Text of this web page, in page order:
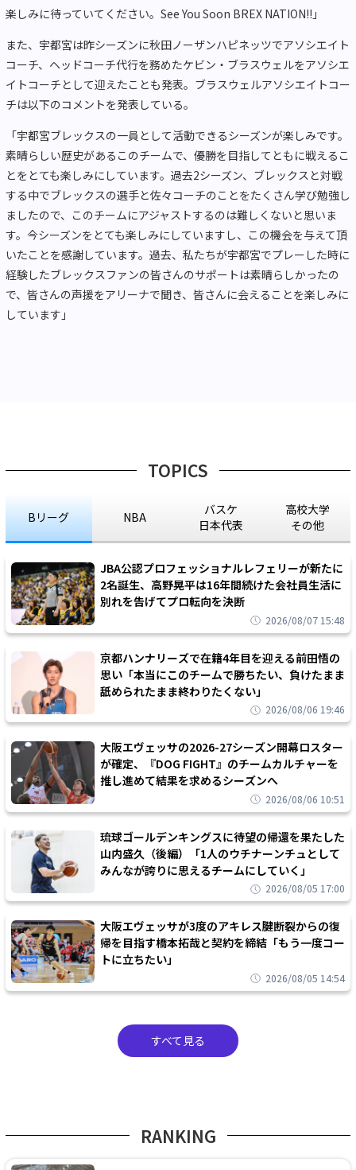
楽しみに待っていてください。See You Soon BREX NATION!!」
また、宇都宮は昨シーズンに秋田ノーザンハピネッツでアソシエイト
コーチ、ヘッドコーチ代行を務めたケビン・ブラスウェルをアソシエ
イトコーチとして迎えたことも発表。ブラスウェルアソシエイトコー
チは以下のコメントを発表している。
「宇都宮ブレックスの一員として活動できるシーズンが楽しみです。
素晴らしい歴史があるこのチームで、優勝を目指してともに戦えるこ
とをとても楽しみにしています。過去2シーズン、ブレックスと対戦
する中でブレックスの選手と佐々コーチのことをたくさん学び勉強し
ましたので、このチームにアジャストするのは難しくないと思いま
す。今シーズンをとても楽しみにしていますし、この機会を与えて頂
いたことを感謝しています。過去、私たちが宇都宮でプレーした時に
経験したブレックスファンの皆さんのサポートは素晴らしかったの
で、皆さんの声援をアリーナで聞き、皆さんに会えることを楽しみに
しています」
TOPICS
Bリーグ NBA
バスケ
日本代表
高校大学
その他
JBA公認プロフェッショナルレフェリーが新たに
2名誕生、高野晃平は16年間続けた会社員生活に
別れを告げてプロ転向を決断
2026/08/07 15:48
京都ハンナリーズで在籍4年目を迎える前田悟の
思い「本当にこのチームで勝ちたい、負けたまま
舐められたまま終わりたくない」
2026/08/06 19:46
大阪エヴェッサの2026-27シーズン開幕ロスター
が確定、『DOG FIGHT』のチームカルチャーを
推し進めて結果を求めるシーズンへ
2026/08/06 10:51
琉球ゴールデンキングスに待望の帰還を果たした
山内盛久（後編）「1人のウチナーンチュとして
みんなが誇りに思えるチームにしていく」
2026/08/05 17:00
大阪エヴェッサが3度のアキレス腱断裂からの復
帰を目指す橋本拓哉と契約を締結「もう一度コー
トに立ちたい」
2026/08/05 14:54
すべて見る
RANKING